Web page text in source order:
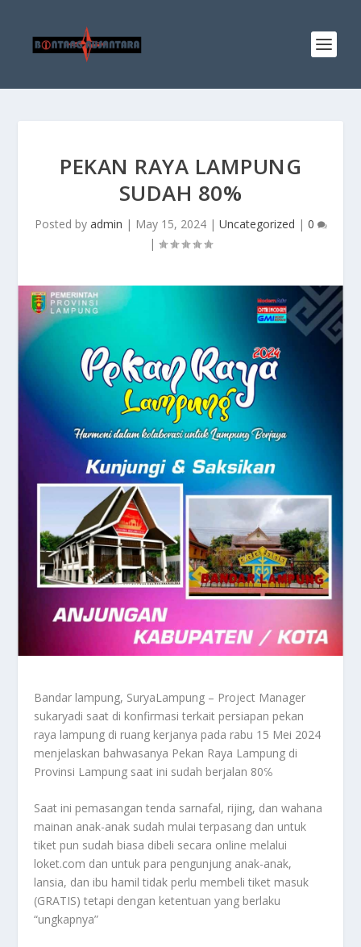
PEKAN RAYA LAMPUNG
SUDAH 80%
Posted by admin | May 15, 2024| Uncategorized | 0
|
Bandar lampung, SuryaLampung – Project Manager
sukaryadi saat di konfirmasi terkait persiapan pekan
raya lampung di ruang kerjanya pada rabu 15 Mei 2024
menjelaskan bahwasanya Pekan Raya Lampung di
Provinsi Lampung saat ini sudah berjalan 80℅
Saat ini pemasangan tenda sarnafal, rijing, dan wahana
mainan anak-anak sudah mulai terpasang dan untuk
tiket pun sudah biasa dibeli secara online melalui
loket.com dan untuk para pengunjung anak-anak,
lansia, dan ibu hamil tidak perlu membeli tiket masuk
(GRATIS) tetapi dengan ketentuan yang berlaku
“ungkapnya”